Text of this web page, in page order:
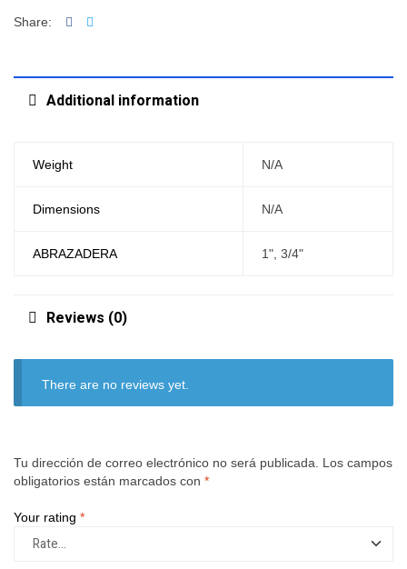
Share: Facebook
Additional information
Weight N/A
Dimensions N/A
ABRAZADERA 1", 3/4"
Reviews (0)
There are no reviews yet.
Tu dirección de correo electrónico no será publicada.
Los campos
obligatorios están marcados con *
Your rating *